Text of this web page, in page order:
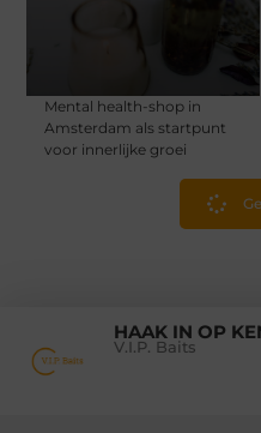
Mental health-shop in
Amsterdam als startpunt
voor innerlijke groei
HAAK IN OP
V.I.P. Baits